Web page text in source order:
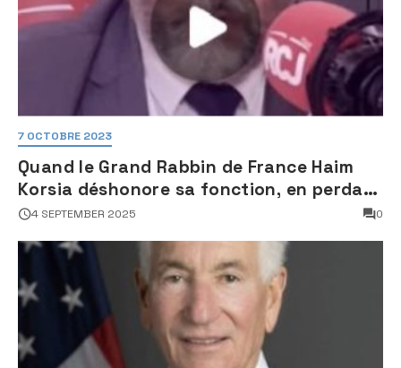
7 OCTOBRE 2023
Quand le Grand Rabbin de France Haim
Korsia déshonore sa fonction, en perdant
son sang froid
4 SEPTEMBER 2025 0